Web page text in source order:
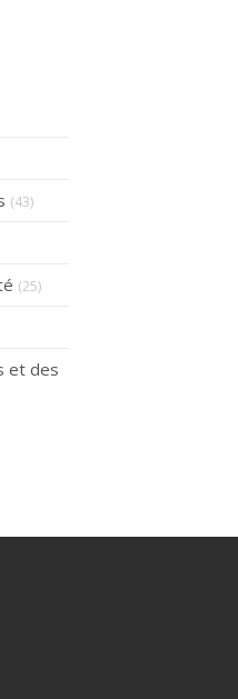
(43)
(25)
et des